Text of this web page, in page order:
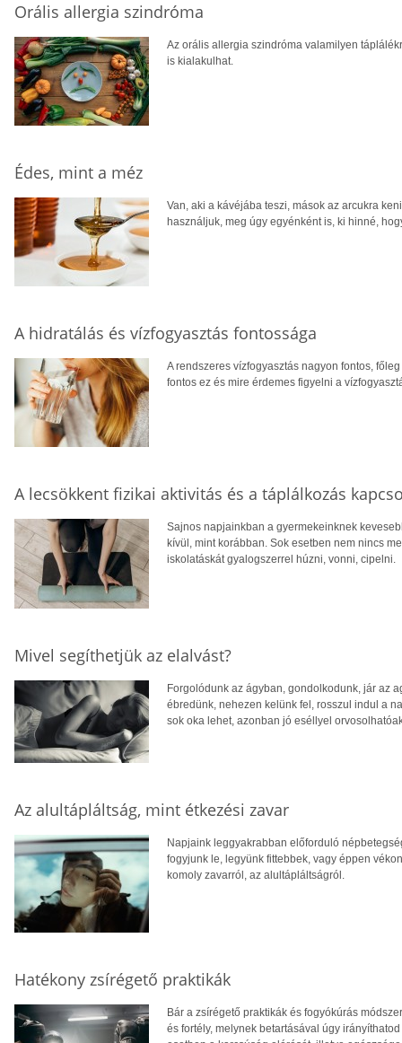
Orális allergia szindróma
Az orális allergia szindróma valamilyen
is kialakulhat.
Édes, mint a méz
Van, aki a kávéjába teszi, mások az arcukra
használjuk, meg úgy egyénként is, ki hinné,
A hidratálás és vízfogyasztás fontossága
A rendszeres vízfogyasztás nagyon fontos,
fontos ez és mire érdemes figyelni a
A lecsökkent fizikai aktivitás és a táplálkozás
Sajnos napjainkban a gyermekeinknek
kívül, mint korábban. Sok esetben nem nincs
iskolatáskát gyalogszerrel húzni, vonni, cipelni.
Mivel segíthetjük az elalvást?
Forgolódunk az ágyban, gondolkodunk, jár az
ébredünk, nehezen kelünk fel, rosszul indul a
sok oka lehet, azonban jó eséllyel
Az alultápláltság, mint étkezési zavar
Napjaink leggyakrabban előforduló
fogyjunk le, legyünk fittebbek, vagy éppen
komoly zavarról, az alultápláltságról.
Hatékony zsírégető praktikák
Bár a zsírégető praktikák és fogyókúrás
és fortély, melynek betartásával úgy